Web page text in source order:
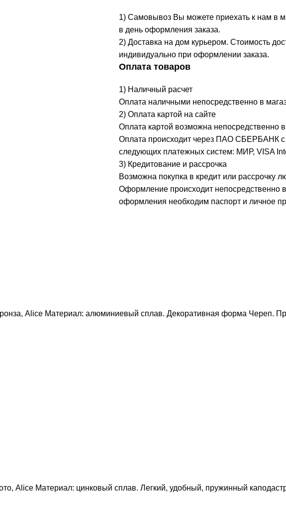
1) Самовывоз Вы можете приехать к нам в
в день оформления заказа.
2) Доставка на дом курьером. Стоимость
индивидуально при оформлении заказа.
Оплата товаров
1) Наличный расчет
Оплата наличными непосредственно в
2) Оплата картой на сайте
Оплата картой возможна непосредственно
Оплата происходит через ПАО СБЕРБАНК с
следующих платежных систем: МИР, VISA
3) Кредитование и рассрочка
Возможна покупка в кредит или рассрочку
Оформление происходит непосредственно
оформления необходим паспорт и личное
Alice Материал: алюминиевый сплав. Декоративная форма Череп.
Alice Материал: цинковый сплав. Легкий, удобный, пружинный